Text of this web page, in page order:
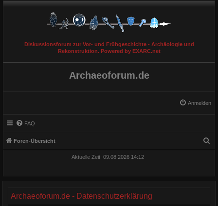
Diskussionsforum zur Vor- und Frühgeschichte - Archäologie und
Rekonstruktion. Powered by EXARC.net
Archaeoforum.de
Anmelden
FAQ
Foren-Übersicht
Aktuelle Zeit: 09.08.2026 14:12
Archaeoforum.de - Datenschutzerklärung